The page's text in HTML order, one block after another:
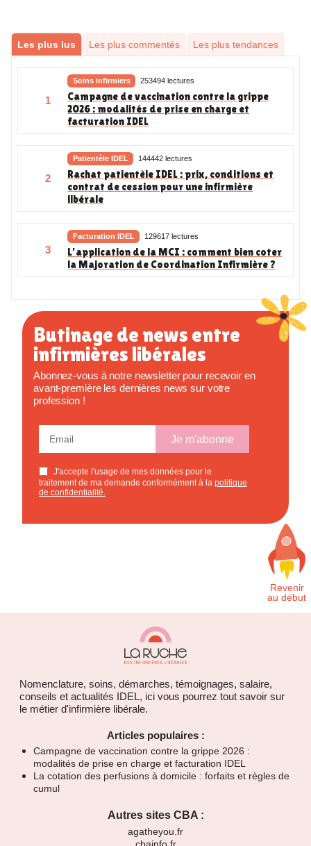
Les plus lus Les plus commentés Les plus tendances
1
Soins infirmiers 253494 lectures
Campagne de vaccination contre la grippe
2026 : modalités de prise en charge et
facturation IDEL
2
Patientèle IDEL 144442 lectures
Rachat patientèle IDEL : prix, conditions et
contrat de cession pour une infirmière
libérale
3
Facturation IDEL 129617 lectures
L’application de la MCI : comment bien coter
la Majoration de Coordination Infirmière ?
Butinage de news entre
infirmières libérales
Abonnez-vous à notre newsletter pour recevoir en
avant-première les dernières news sur votre
profession !
Nomenclature, soins, démarches, témoignages, salaire,
conseils et actualités IDEL, ici vous pourrez tout savoir sur
le métier d'infirmière libérale.
Articles populaires :
Campagne de vaccination contre la grippe 2026 :
modalités de prise en charge et facturation IDEL
La cotation des perfusions à domicile : forfaits et règles de
cumul
Autres sites CBA :
agatheyou.fr